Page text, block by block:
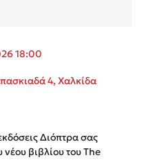
18:00
4, Χαλκίδα
Διόπτρα σας
βιβλίου του The